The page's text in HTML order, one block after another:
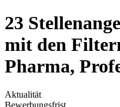
23
mit den
Pharma,
Aktualität